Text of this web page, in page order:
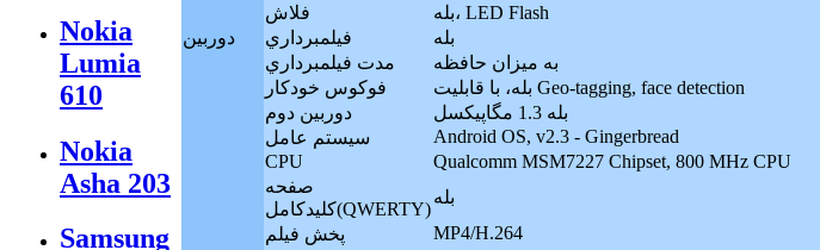
Nokia
Lumia
610
Nokia
Asha 203
Samsung
دوربين
فلاش
بله، LED Flash
فيلمبرداري
بله
مدت فيلمبرداري
به ميزان حافظه
فوکوس خودکار
بله، با قابليت Geo-tagging, face detection
دوربين دوم
بله 1.3 مگاپيکسل
سيستم عامل
Android OS, v2.3 - Gingerbread
CPU
Qualcomm MSM7227 Chipset, 800 MHz CPU
صفحه
كليدكامل(QWERTY)
بله
پخش فيلم
MP4/H.264